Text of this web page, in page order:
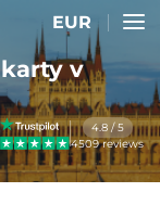
EUR
v
4.8 / 5
4509 reviews